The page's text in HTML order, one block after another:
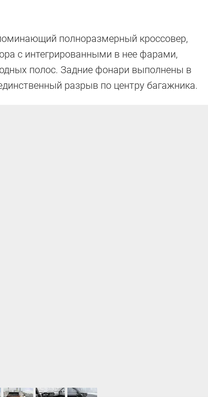
полноразмерный кроссовер,
с интегрированными в нее фарами,
полос. Задние фонари выполнены в
разрыв по центру багажника.